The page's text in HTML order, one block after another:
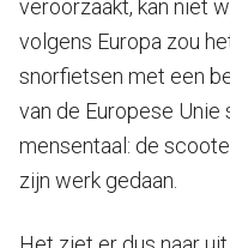
veroorzaakt, kan niet
volgens Europa zou
snorfietsen met een
van de Europese Unie
mensentaal: de
zijn werk gedaan.